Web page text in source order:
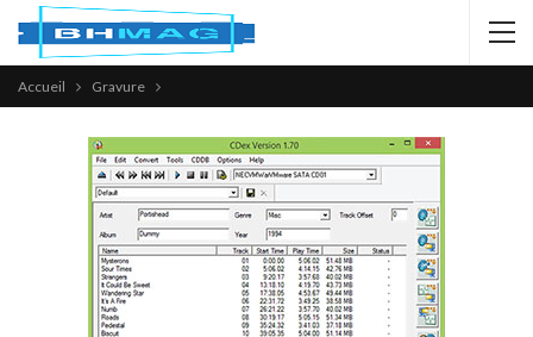
Accueil Gravure